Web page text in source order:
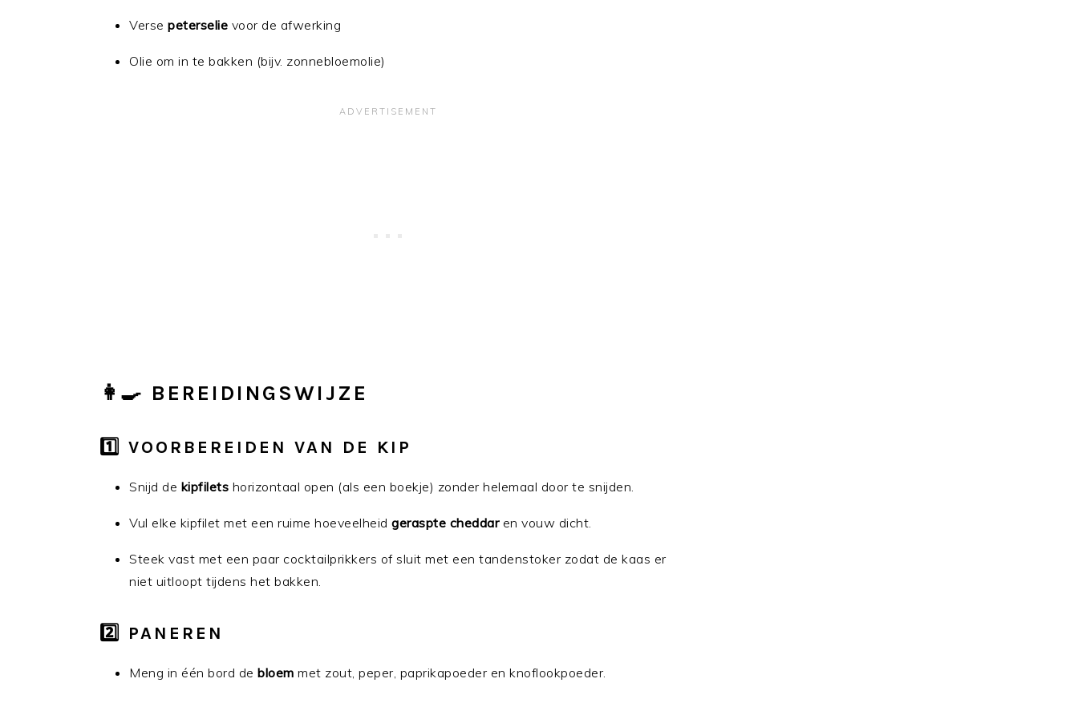
Verse peterselie voor de afwerking
Olie om in te bakken (bijv. zonnebloemolie)
👩‍🍳 BEREIDINGSWIJZE
1️⃣ VOORBEREIDEN VAN DE KIP
Snijd de kipfilets horizontaal open (als een boekje) zonder helemaal door te snijden.
Vul elke kipfilet met een ruime hoeveelheid geraspte cheddaren vouw dicht.
Steek vast met een paar cocktailprikkers of sluit met een tandenstoker zodat de kaas er
niet uitloopt tijdens het bakken.
2️⃣ PANEREN
Meng in één bord de bloem met zout, peper, paprikapoeder en knoflookpoeder.